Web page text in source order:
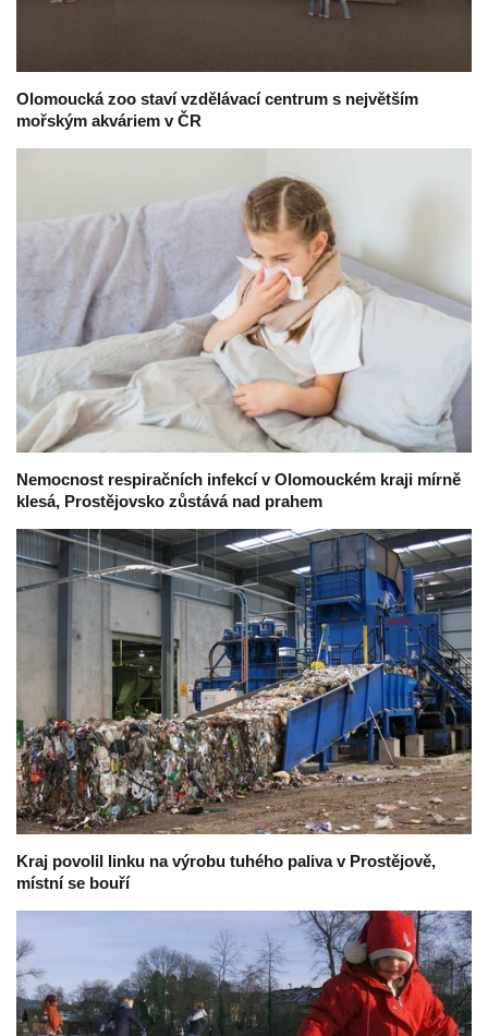
Olomoucká zoo staví vzdělávací centrum s největším
mořským akváriem v ČR
Nemocnost respiračních infekcí v Olomouckém kraji mírně
klesá, Prostějovsko zůstává nad prahem
Kraj povolil linku na výrobu tuhého paliva v Prostějově,
místní se bouří